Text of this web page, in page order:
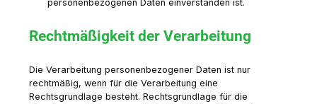
personenbezogenen Daten einverstanden ist.
Rechtmäßigkeit der Verarbeitung
Die Verarbeitung personenbezogener Daten ist nur
rechtmäßig, wenn für die Verarbeitung eine
Rechtsgrundlage besteht. Rechtsgrundlage für die